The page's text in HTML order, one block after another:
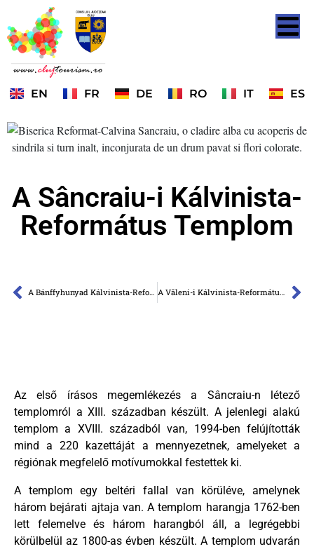
EN FR DE RO IT ES
A Sâncraiu-i Kálvinista-
Református Templom
A Bánffyhunyad Kálvinista-Református Templom A Văleni-i Kálvinista-Református Templom
Az első írásos megemlékezés a Sâncraiu-n létező
templomról a XIII. században készült. A jelenlegi alakú
templom a XVIII. századból van, 1994-ben felújították
mind a 220 kazettáját a mennyezetnek, amelyeket a
régiónak megfelelő motívumokkal festettek ki.
A templom egy beltéri fallal van körüléve, amelynek
három bejárati ajtaja van. A templom harangja 1762-ben
lett felemelve és három harangból áll, a legrégebbi
körülbelül az 1800-as évben készült. A templom udvarán